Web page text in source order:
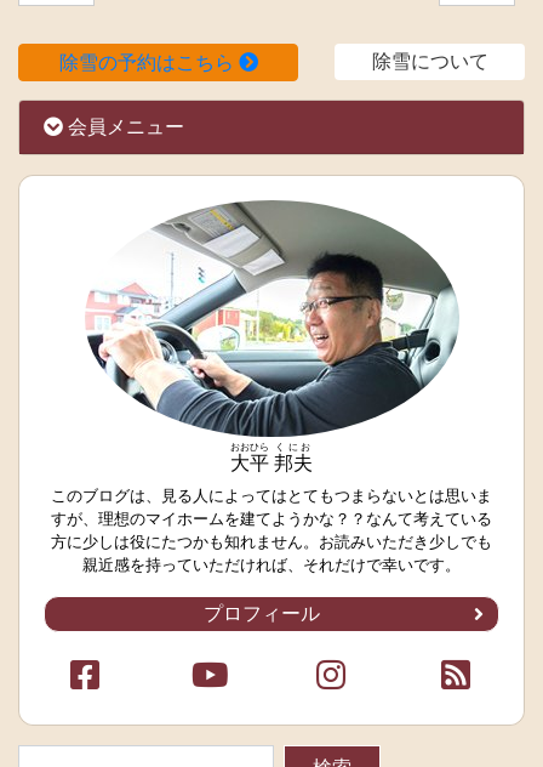
除雪の予約はこちら 除雪について
会員メニュー
大平
おおひら
邦夫
くにお
このブログは、見る人によってはとてもつまらないとは思いま
すが、理想のマイホームを建てようかな？？なんて考えている
方に少しは役にたつかも知れません。お読みいただき少しでも
親近感を持っていただければ、それだけで幸いです。